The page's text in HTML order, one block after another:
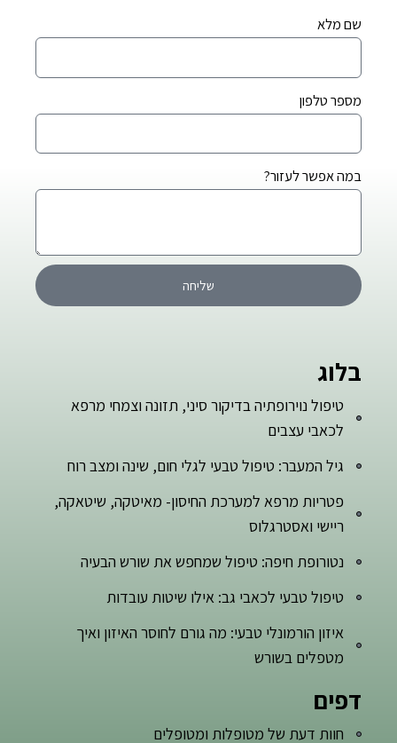
דפים
חוות דעת של מטופלות ומטופלים
בלוג
טיפול נוירופתיה בדיקור סיני, תזונה וצמחי מרפא
לכאבי עצבים
גיל המעבר: טיפול טבעי לגלי חום, שינה ומצב רוח
פטריות מרפא למערכת החיסון- מאיטקה, שיטאקה,
ריישי ואסטרגלוס
נטורופת חיפה: טיפול שמחפש את שורש הבעיה
טיפול טבעי לכאבי גב: אילו שיטות עובדות
איזון הורמונלי טבעי: מה גורם לחוסר האיזון ואיך
מטפלים בשורש
שם מלא
מספר טלפון
במה אפשר לעזור?
שליחה